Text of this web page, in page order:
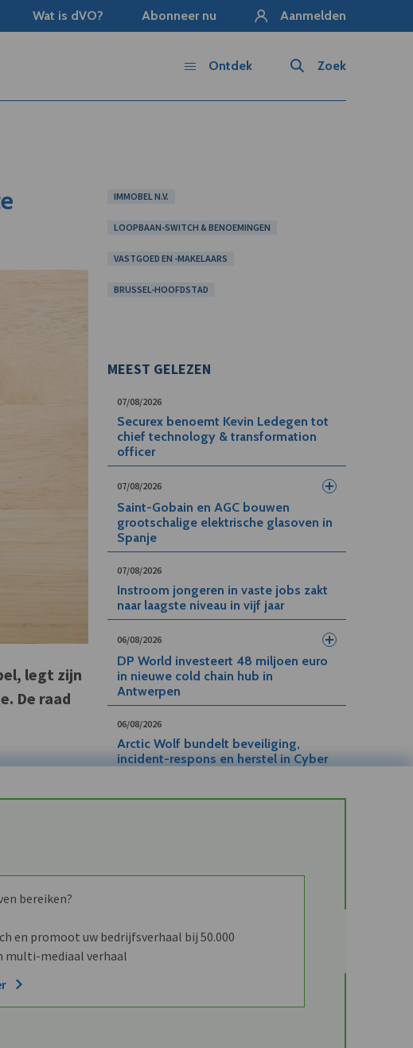
Wat is dVO? Abonneer nu Aanmelden
Zoek
Ontdek
legt zijn
De raad
IMMOBEL N.V.
LOOPBAAN-SWITCH & BENOEMINGEN
VASTGOED EN -MAKELAARS
BRUSSEL-HOOFDSTAD
MEEST GELEZEN
07/08/2026
Securex benoemt Kevin Ledegen tot
chief technology & transformation
officer
07/08/2026
Saint-Gobain en AGC bouwen
grootschalige elektrische glasoven in
Spanje
07/08/2026
Instroom jongeren in vaste jobs zakt
naar laagste niveau in vijf jaar
06/08/2026
DP World investeert 48 miljoen euro
in nieuwe cold chain hub in
Antwerpen
06/08/2026
Arctic Wolf bundelt beveiliging,
incident-respons en herstel in Cyber
bereiken?
en promoot uw bedrijfsverhaal bij 50.000
multi-mediaal verhaal